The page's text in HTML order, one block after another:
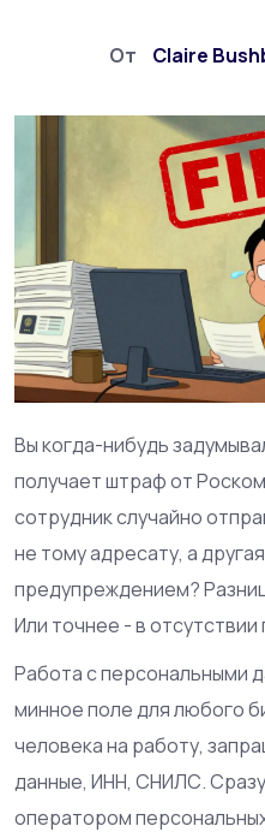
От Claire
Вы когда-нибудь
получает штраф от
сотрудник случайно
не тому адресату, а
предупреждением?
Или точнее - в отсутствии
Работа сперсональными
минное поле для любого
человека на работу,
данные, ИНН, СНИЛС.
оператором